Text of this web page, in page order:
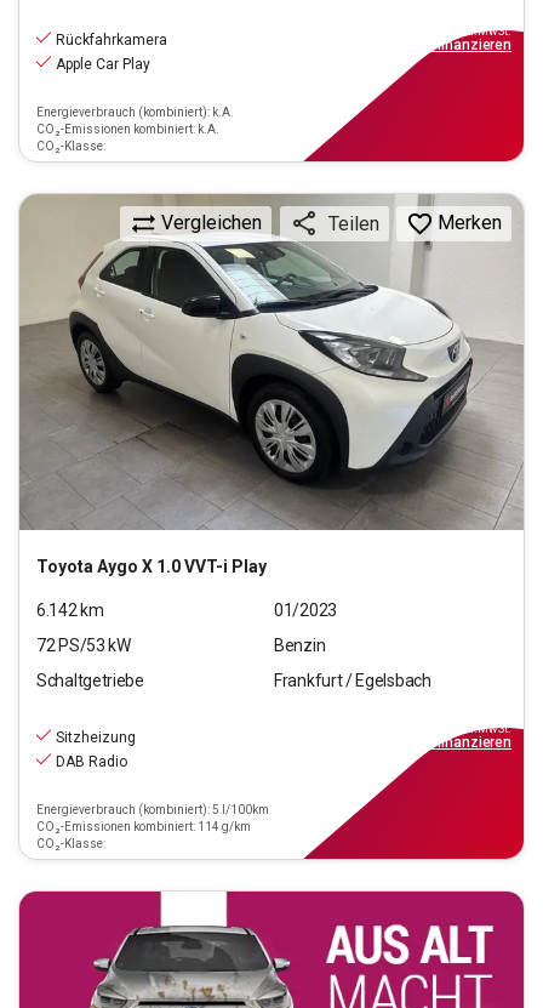
Rückfahrkamera
Apple Car Play
Energieverbrauch (kombiniert): k.A.
CO₂-Emissionen kombiniert: k.A.
CO₂-Klasse:
inkl.MwSt.
finanzieren
Toyota Aygo X 1.0 VVT-i Play
Vergleichen Teilen Merken
6.142 km
01/2023
72 PS/53 kW
Benzin
Schaltgetriebe
Frankfurt / Egelsbach
Sitzheizung
DAB Radio
Energieverbrauch (kombiniert): 5 l/100km
CO₂-Emissionen kombiniert: 114 g/km
CO₂-Klasse:
inkl.MwSt.
finanzieren